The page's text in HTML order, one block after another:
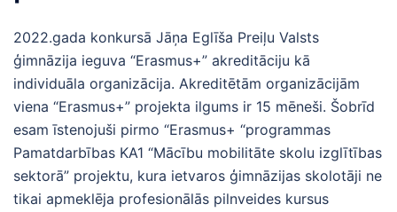
2022.gada konkursā Jāņa Eglīša Preiļu Valsts
ģimnāzija ieguva “Erasmus+” akreditāciju kā
individuāla organizācija. Akreditētām organizācijām
viena “Erasmus+” projekta ilgums ir 15 mēneši. Šobrīd
esam īstenojuši pirmo “Erasmus+ “programmas
Pamatdarbības KA1 “Mācību mobilitāte skolu izglītības
sektorā” projektu, kura ietvaros ģimnāzijas skolotāji ne
tikai apmeklēja profesionālās pilnveides kursus